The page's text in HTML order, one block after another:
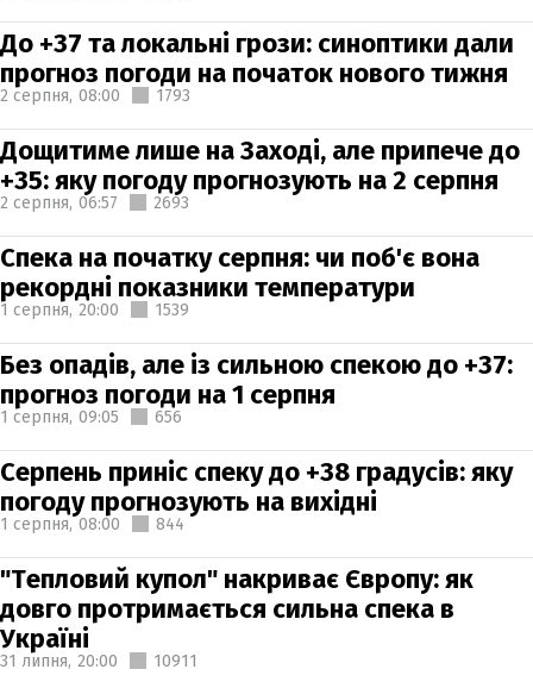
До +37 та локальні грози: синоптики дали
прогноз погоди на початок нового тижня
2 серпня, 08:00 1793
Дощитиме лише на Заході, але припече до
+35: яку погоду прогнозують на 2 серпня
2 серпня, 06:57 2693
Спека на початку серпня: чи поб'є вона
рекордні показники температури
1 серпня, 20:00 1539
Без опадів, але із сильною спекою до +37:
прогноз погоди на 1 серпня
1 серпня, 09:05 656
Серпень приніс спеку до +38 градусів: яку
погоду прогнозують на вихідні
1 серпня, 08:00 844
"Тепловий купол" накриває Європу: як
довго протримається сильна спека в
Україні
31 липня, 20:00 10911